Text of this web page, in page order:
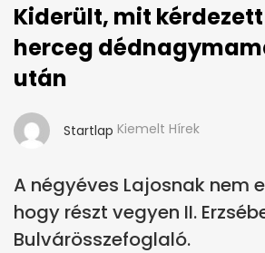
Kiderült, mit
herceg
után
Startlap Kiemelt Hírek
A négyéves Lajosnak nem
hogy részt vegyen II.
Bulvárösszefoglaló.